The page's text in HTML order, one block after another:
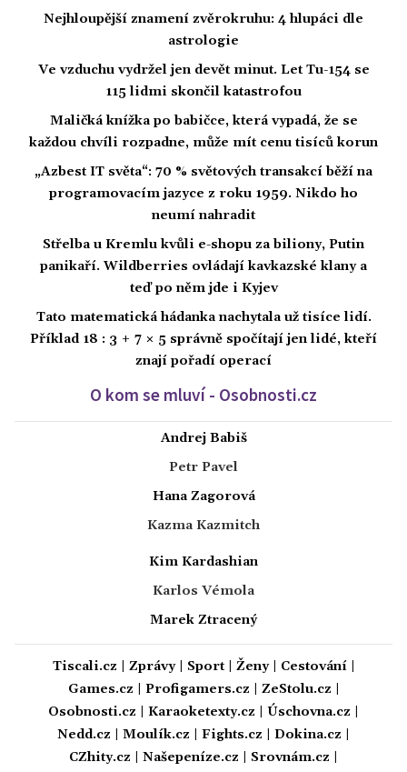
Nejhloupější znamení zvěrokruhu: 4 hlupáci dle
astrologie
Ve vzduchu vydržel jen devět minut. Let Tu-154 se
115 lidmi skončil katastrofou
Maličká knížka po babičce, která vypadá, že se
každou chvíli rozpadne, může mít cenu tisíců korun
„Azbest IT světa“: 70 % světových transakcí běží na
programovacím jazyce z roku 1959. Nikdo ho
neumí nahradit
Střelba u Kremlu kvůli e-shopu za biliony, Putin
panikaří. Wildberries ovládají kavkazské klany a
teď po něm jde i Kyjev
Tato matematická hádanka nachytala už tisíce lidí.
Příklad 18 : 3 + 7 × 5 správně spočítají jen lidé, kteří
znají pořadí operací
O kom se mluví - Osobnosti.cz
Andrej Babiš
Petr Pavel
Hana Zagorová
Kazma Kazmitch
Kim Kardashian
Karlos Vémola
Marek Ztracený
Tiscali.cz Zprávy| Sport| Ženy| Cestování|
Games.cz
Profigamers.cz ZeStolu.cz
Osobnosti.cz
Karaoketexty.cz Úschovna.cz
Nedd.cz
Moulík.cz Fights.cz Dokina.cz
CZhity.cz
Našepeníze.cz Srovnám.cz